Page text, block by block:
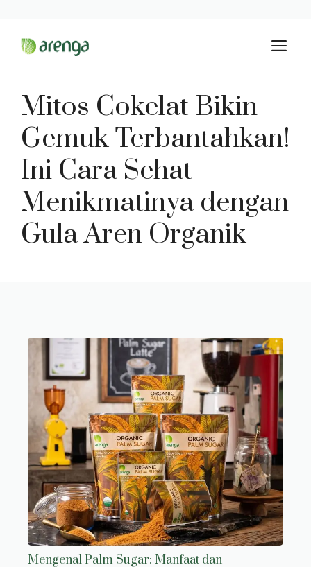
Mitos Cokelat Bikin
Gemuk Terbantahkan!
Ini Cara Sehat
Menikmatinya dengan
Gula Aren Organik
Mengenal Palm Sugar: Manfaat dan